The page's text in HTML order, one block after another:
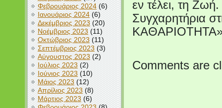
Φεβρουάριος 2024(6)
Ιανουάριος 2024(6)
Δεκέμβριος 2023 (20)
Νοέμβριος 2023 (11)
Οκτώβριος 2023(11)
Σεπτέμβριος 2023 (3)
Αύγουστος 2023 (2)
Ιούλιος 2023(2)
Ιούνιος 2023(10)
Μάιος 2023 (12)
Απρίλιος 2023 (8)
Μάρτιος 2023 (6)
εν τέλει, τη Ζωή.
Συγχαρητήρια
ΚΑΘΑΡΙΟΤΗΤΑ»
Comments are